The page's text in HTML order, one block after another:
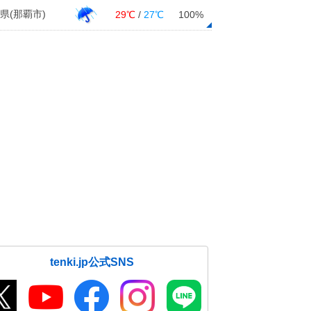
(那覇市) 29℃ / 27℃ 100%
tenki.jp公式SNS